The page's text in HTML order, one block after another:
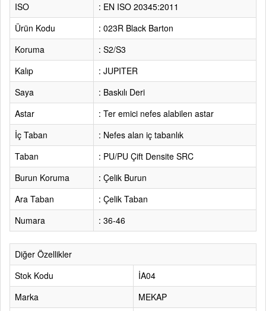
ISO
: EN ISO 20345:2011
Ürün Kodu
: 023R Black Barton
Koruma
: S2/S3
Kalıp
: JUPITER
Saya
: Baskılı Deri
Astar
: Ter emici nefes alabilen astar
İç Taban
: Nefes alan iç tabanlık
Taban
: PU/PU Çift Densite SRC
Burun Koruma
: Çelik Burun
Ara Taban
: Çelik Taban
Numara
: 36-46
Diğer Özellikler
Stok Kodu
İA04
Marka
MEKAP